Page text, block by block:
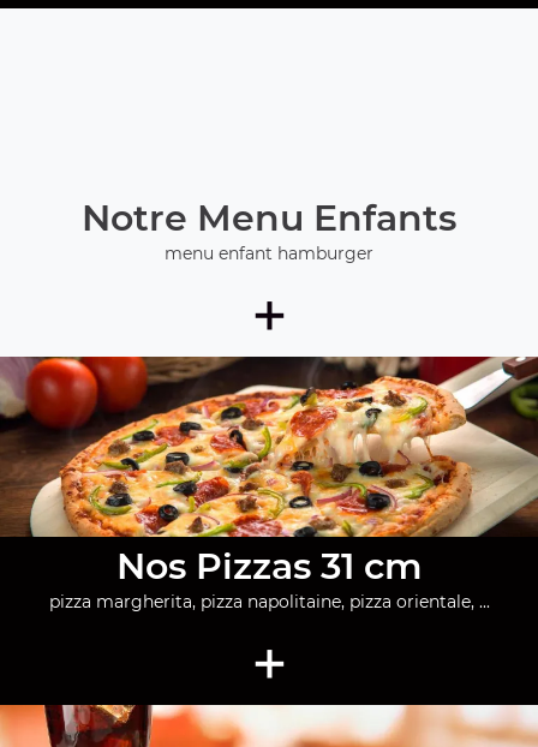
Notre Menu Enfants
menu enfant hamburger
+
Nos Pizzas 31 cm
pizza margherita, pizza napolitaine, pizza orientale, ...
+